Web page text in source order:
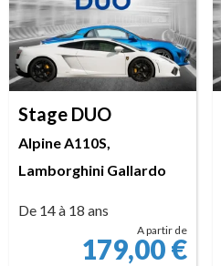
Stage DUO
Alpine A110S,
Lamborghini Gallardo
De 14 à 18 ans
A partir de
179,00€